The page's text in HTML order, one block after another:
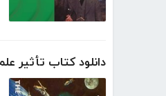
دانلود کتاب تأثیر